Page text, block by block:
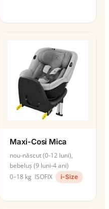
Maxi-Cosi Mica
nou-născut (0-12 luni),
bebeluș (9 luni-4 ani)
0–18 kg ISOFIX i-Size